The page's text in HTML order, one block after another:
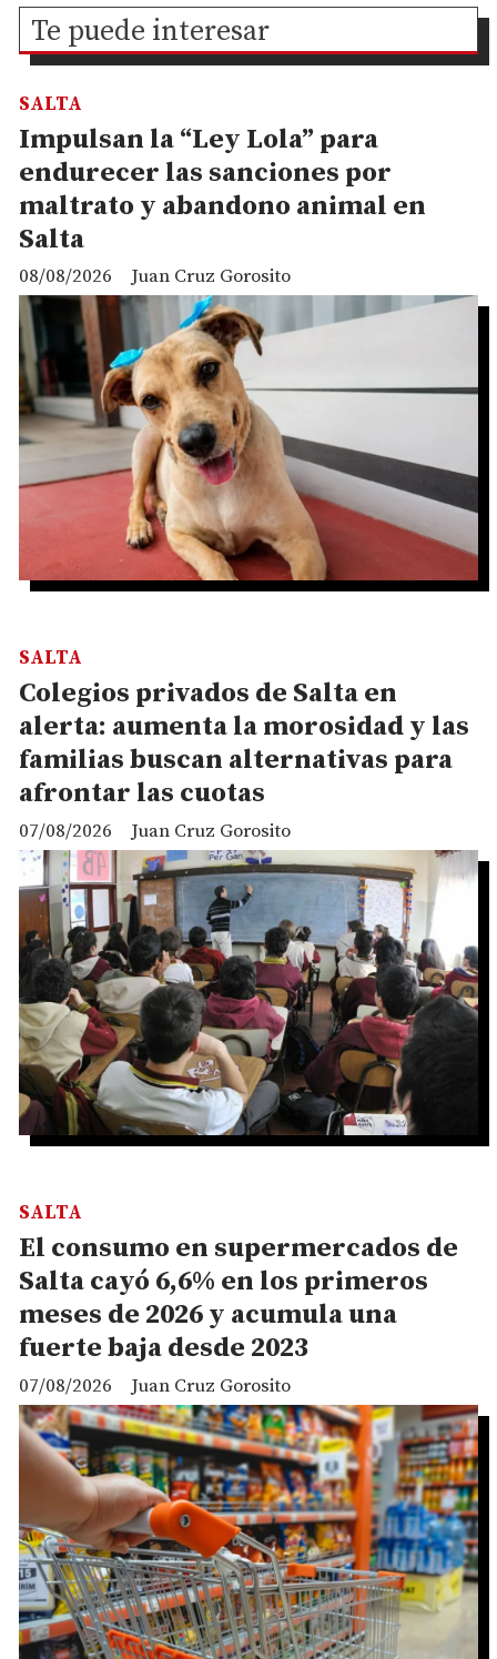
Te puede interesar
Impulsan la “Ley Lola” para
endurecer las sanciones por
maltrato y abandono animal en
Salta
Juan Cruz Gorosito
SALTA
08/08/2026
Colegios privados de Salta en
alerta: aumenta la morosidad y las
familias buscan alternativas para
afrontar las cuotas
Juan Cruz Gorosito
SALTA
07/08/2026
El consumo en supermercados de
Salta cayó 6,6% en los primeros
meses de 2026 y acumula una
fuerte baja desde 2023
Juan Cruz Gorosito
SALTA
07/08/2026